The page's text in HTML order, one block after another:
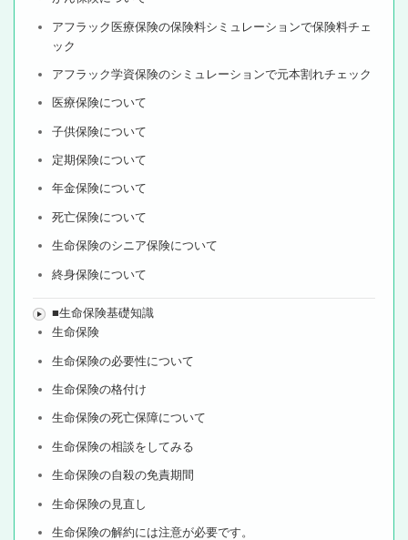
アフラック医療保険の保険料シミュレーションで保険料チェ
ック
アフラック学資保険のシミュレーションで元本割れチェック
医療保険について
子供保険について
定期保険について
年金保険について
死亡保険について
生命保険のシニア保険について
終身保険について
■生命保険基礎知識
生命保険
生命保険の必要性について
生命保険の格付け
生命保険の死亡保障について
生命保険の相談をしてみる
生命保険の自殺の免責期間
生命保険の見直し
生命保険の解約には注意が必要です。